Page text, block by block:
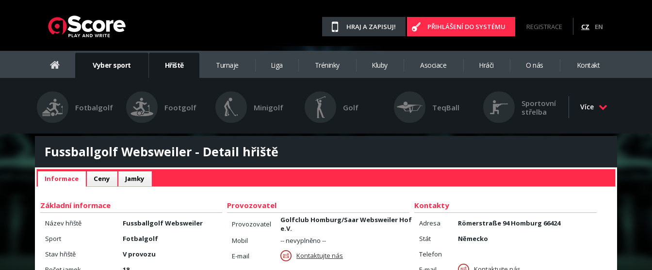
HRAJ A ZAPISUJ! PŘIHLÁŠENÍ DO SYSTÉMU REGISTRACE CZ EN
Vyber sport Hřiště Turnaje Liga Tréninky Kluby Asociace Hráči O nás Kontakt
Fotbalgolf Footgolf Minigolf Golf TeqBall
Sportovní
střelba
Více
Fussballgolf Websweiler - Detail hřiště
Informace Ceny Jamky
Základní informace
Název hřiště
Fussballgolf Websweiler
Sport
Fotbalgolf
Stav hřiště
V provozu
Provozovatel
Provozovatel
Golfclub Homburg/Saar Websweiler Hof
e.V.
Mobil
-- nevyplněno --
E-mail
Kontaktujte nás
Kontakty
Adresa
Römerstraße 94 Homburg 66424
Stát
Německo
Telefon